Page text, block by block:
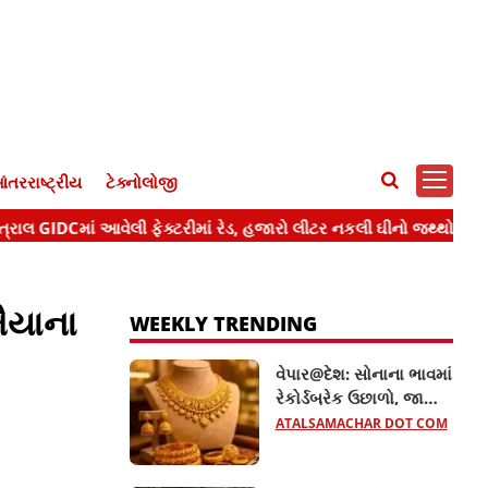
ટેક્નોલોજી
WEEKLY TRENDING
વેપાર@દેશ: સોનાના ભાવમાં
રેકોર્ડબ્રેક ઉછાળો, જાણો
22 અને 24 કેરેટના તાજા
ATALSAMACHAR DOT COM